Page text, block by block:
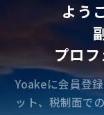
よう
プロ
Yoakeに会員登
ット、税制面で